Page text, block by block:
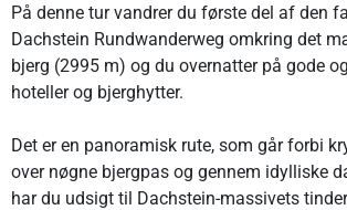
På denne tur vandrer du første del af den
Dachstein Rundwanderweg omkring det
bjerg (2995 m) og du overnatter på gode
hoteller og bjerghytter.
Det er en panoramisk rute, som går forbi
over nøgne bjergpas og gennem idylliske
har du udsigt til Dachstein-massivets